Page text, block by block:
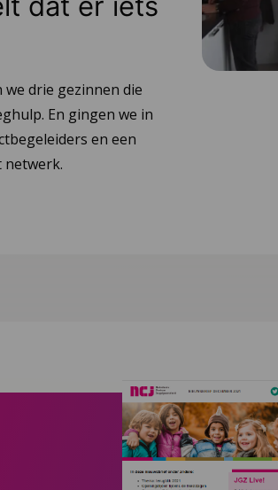
drie gezinnen die
En gingen we in
en een
netwerk.